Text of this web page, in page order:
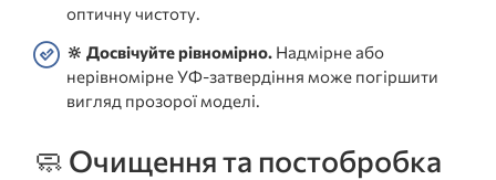
оптичну чистоту.
🔆 Досвічуйте рівномірно. Надмірне або
нерівномірне УФ-затвердіння може погіршити
вигляд прозорої моделі.
🧼 Очищення та постобробка